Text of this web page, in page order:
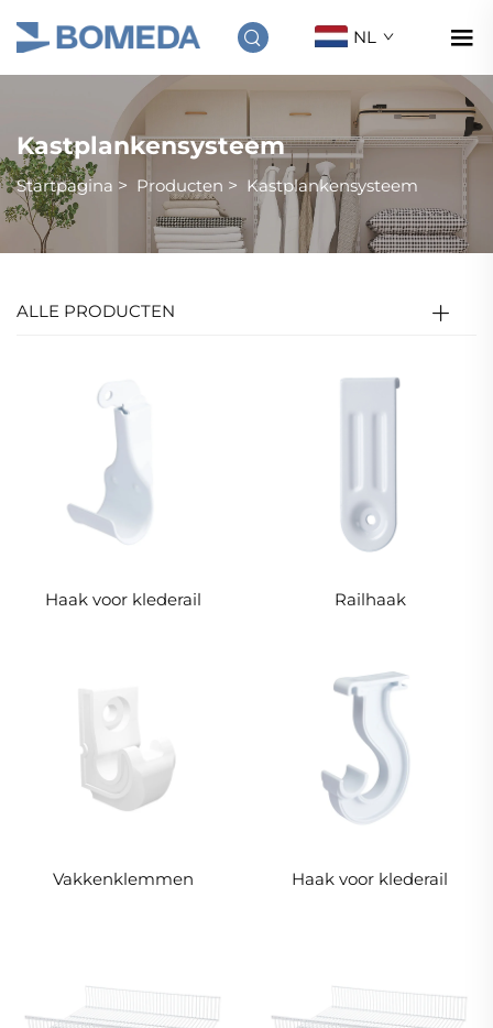
NL
Kastplankensysteem
Startpagina > Producten > Kastplankensysteem
ALLE PRODUCTEN
Haak voor klederail Railhaak
Vakkenklemmen Haak voor klederail